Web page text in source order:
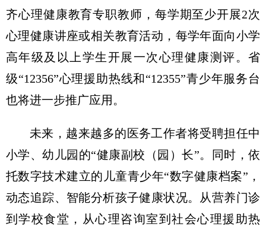
齐心理健康教育专职教师，每学期至少开展2次
心理健康讲座或相关教育活动，每学年面向小学
高年级及以上学生开展一次心理健康测评。省
级“12356”心理援助热线和“12355”青少年服务台
也将进一步推广应用。
未来，越来越多的医务工作者将受聘担任中
小学、幼儿园的“健康副校（园）长”。同时，依
托数字技术建立的儿童青少年“数字健康档案”，
动态追踪、智能分析孩子健康状况。从营养门诊
到学校食堂，从心理咨询室到社会心理援助热